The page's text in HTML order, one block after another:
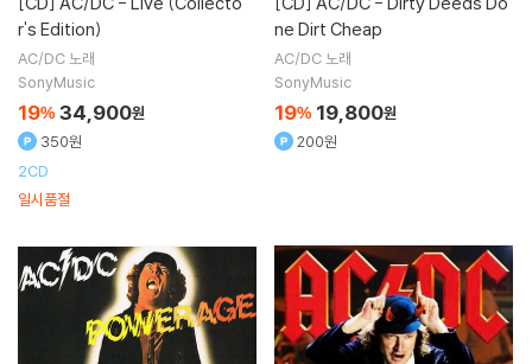
r's Edition)
AC/DC 노래
SonyMusic
19% 34,900원
350원
2CD
일시품절
ne Dirt Cheap
AC/DC 노래
SonyMusic
19% 19,800원
200원